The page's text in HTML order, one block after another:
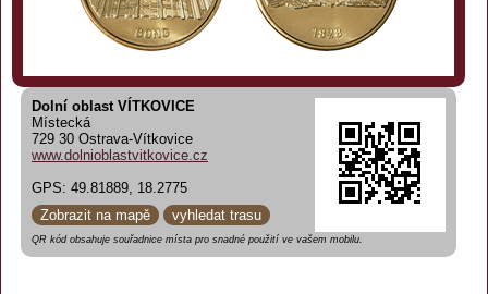
Dolní oblast VÍTKOVICE
Místecká
729 30 Ostrava-Vítkovice
www.dolnioblastvitkovice.cz
GPS: 49.81889, 18.2775
Zobrazit na mapě
vyhledat trasu
QR kód obsahuje souřadnice místa pro snadné použití ve vašem mobilu.